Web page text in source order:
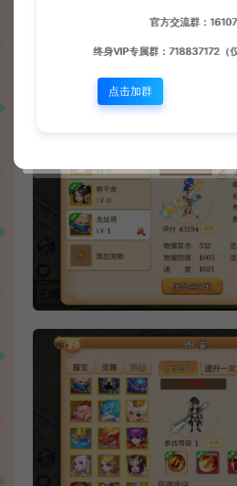
官方交流群：
终身VIP专属群：718837172（
点击加群